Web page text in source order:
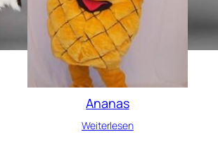
Ananas
Weiterlesen